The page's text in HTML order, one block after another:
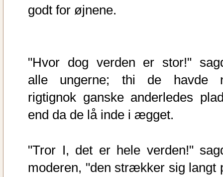
godt for øjnene.
"Hvor dog verden er stor!"
alle ungerne; thi de havde
rigtignok ganske anderledes
end da de lå inde i ægget.
"Tror I, det er hele verden!"
moderen, "den strækker sig langt